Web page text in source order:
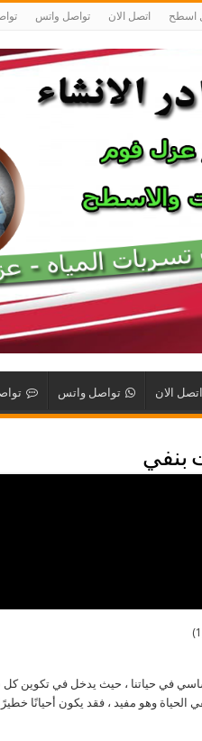
اسطح اتصل الان تواصل واتس
اتصل الان تواصل واتس
بنفي
في حياتنا ، حيث يدخل في تكوين كل
وهو مفيد ، فقد يكون أحيانًا